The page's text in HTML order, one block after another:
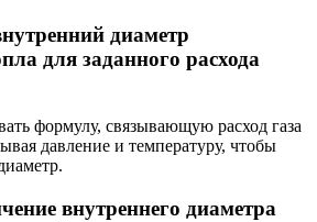
диаметр
для заданного расхода
формулу, связывающую расход газа
давление и температуру, чтобы
внутреннего диаметра